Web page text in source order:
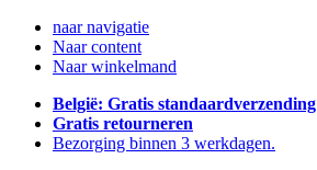
naar navigatie
Naar content
Naar winkelmand
België: Gratis standaardverzending
Gratis retourneren
Bezorging binnen 3 werkdagen.